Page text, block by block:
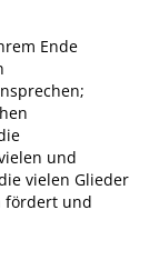
Ende
und
vielen Glieder
fördert und